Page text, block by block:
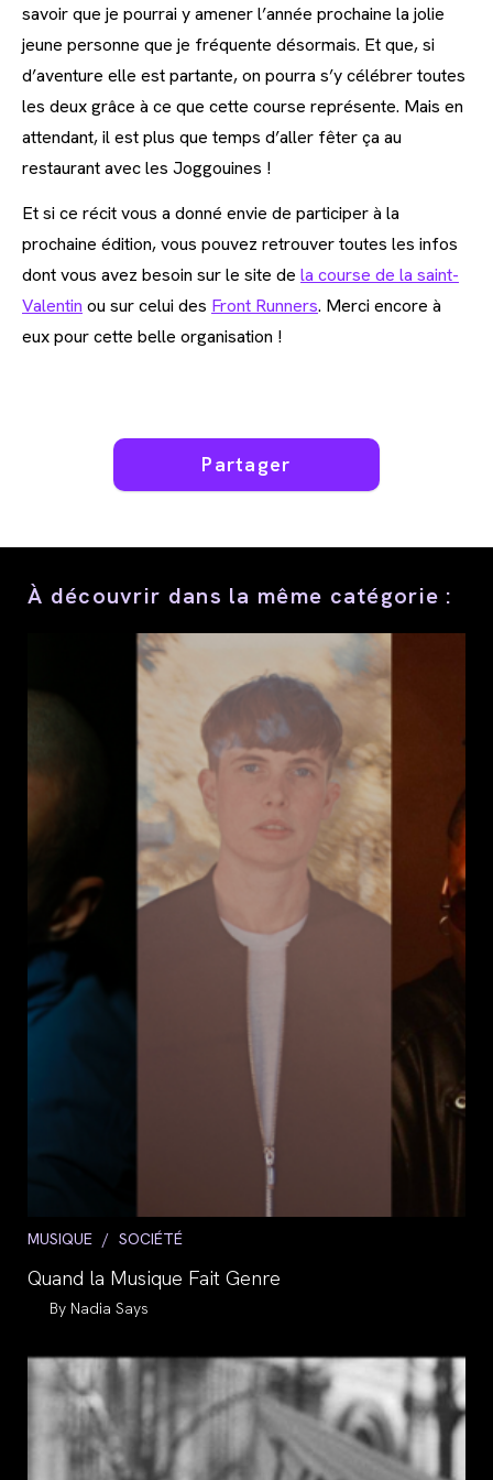
savoir que je pourrai y amener l’année prochaine la jolie
jeune personne que je fréquente désormais. Et que, si
d’aventure elle est partante, on pourra s’y célébrer toutes
les deux grâce à ce que cette course représente. Mais en
attendant, il est plus que temps d’aller fêter ça au
restaurant avec les Joggouines !
Et si ce récit vous a donné envie de participer à la
prochaine édition, vous pouvez retrouver toutes les infos
dont vous avez besoin sur le site de la course de la saint-
Valentin ou sur celui des Front Runners. Merci encore à
eux pour cette belle organisation !
Partager
Partager
À découvrir dans la même catégorie :
Post
MUSIQUE / SOCIÉTÉ
Quand la Musique Fait Genre
Auteur/autrice
la
publication :
Nadia Says